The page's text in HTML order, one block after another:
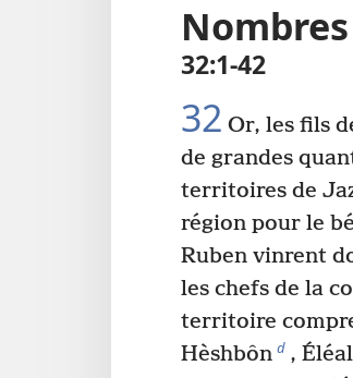
Nombres
32​:​1-42
32 Or, les fils
de grandes
territoires de
région pour le
Ruben vinrent
les chefs de la
territoire
Hèshbôn d ,